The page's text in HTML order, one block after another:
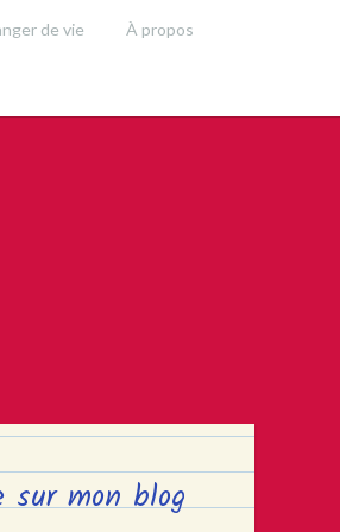
de vie À propos
sur mon blog